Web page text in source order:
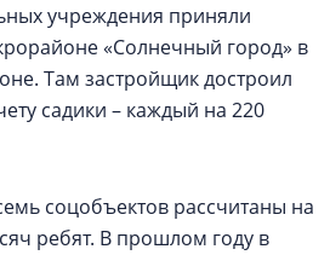
учреждения приняли
«Солнечный город» в
Там застройщик достроил
садики – каждый на 220
соцобъектов рассчитаны на
ребят. В прошлом году в